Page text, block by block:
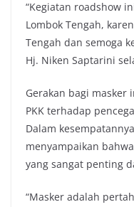
“Kegiatan roadshow
Lombok Tengah,
Tengah dan semoga
Hj. Niken Saptarini
Gerakan bagi masker
PKK terhadap
Dalam
menyampaikan
yang sangat penting
“Masker adalah